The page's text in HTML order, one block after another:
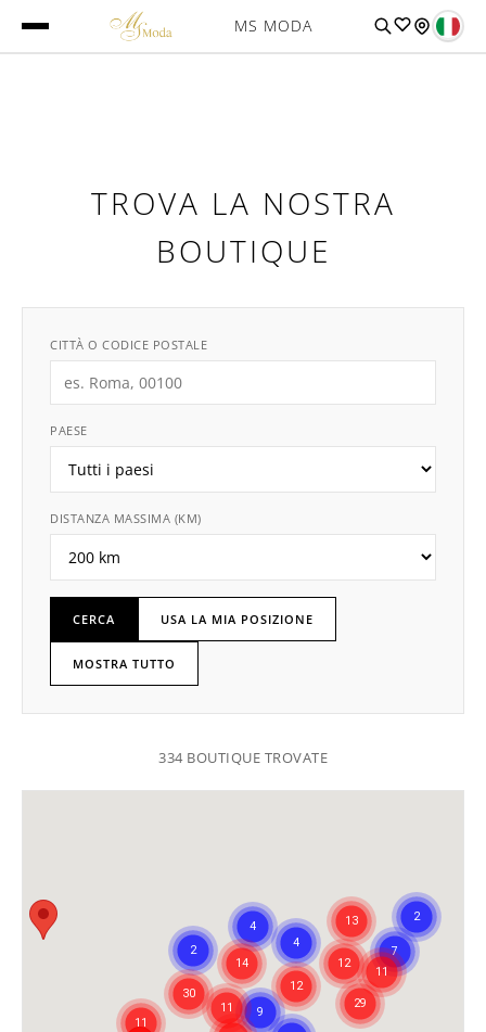
MS MODA
TROVA LA NOSTRA
BOUTIQUE
CITTÀ O CODICE POSTALE
PAESE
DISTANZA MASSIMA (KM)
CERCA USA LA MIA POSIZIONE
MOSTRA TUTTO
334 BOUTIQUE TROVATE